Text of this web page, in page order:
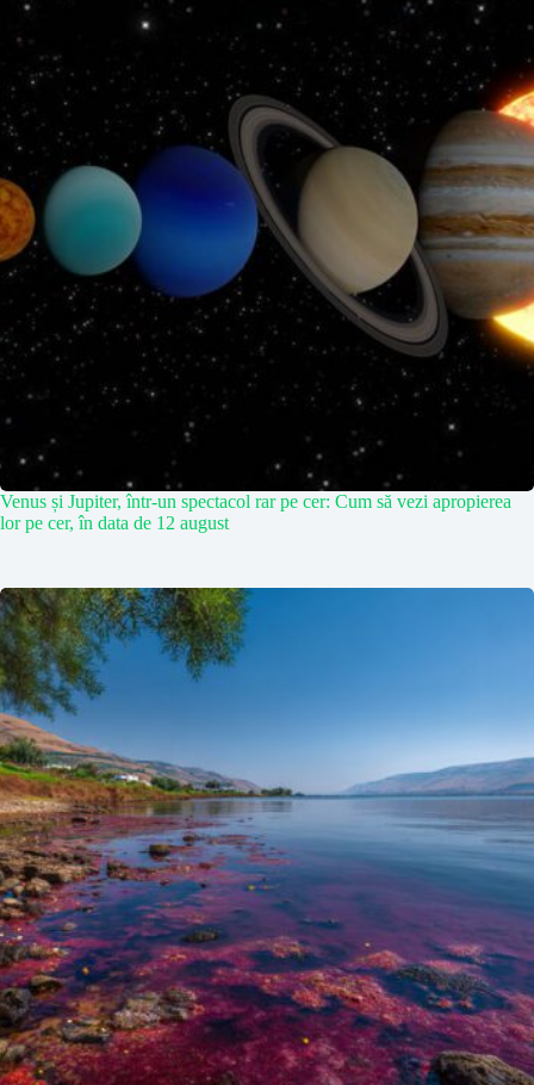
Venus și Jupiter, într-un spectacol rar pe cer: Cum să vezi apropierea
lor pe cer, în data de 12 august